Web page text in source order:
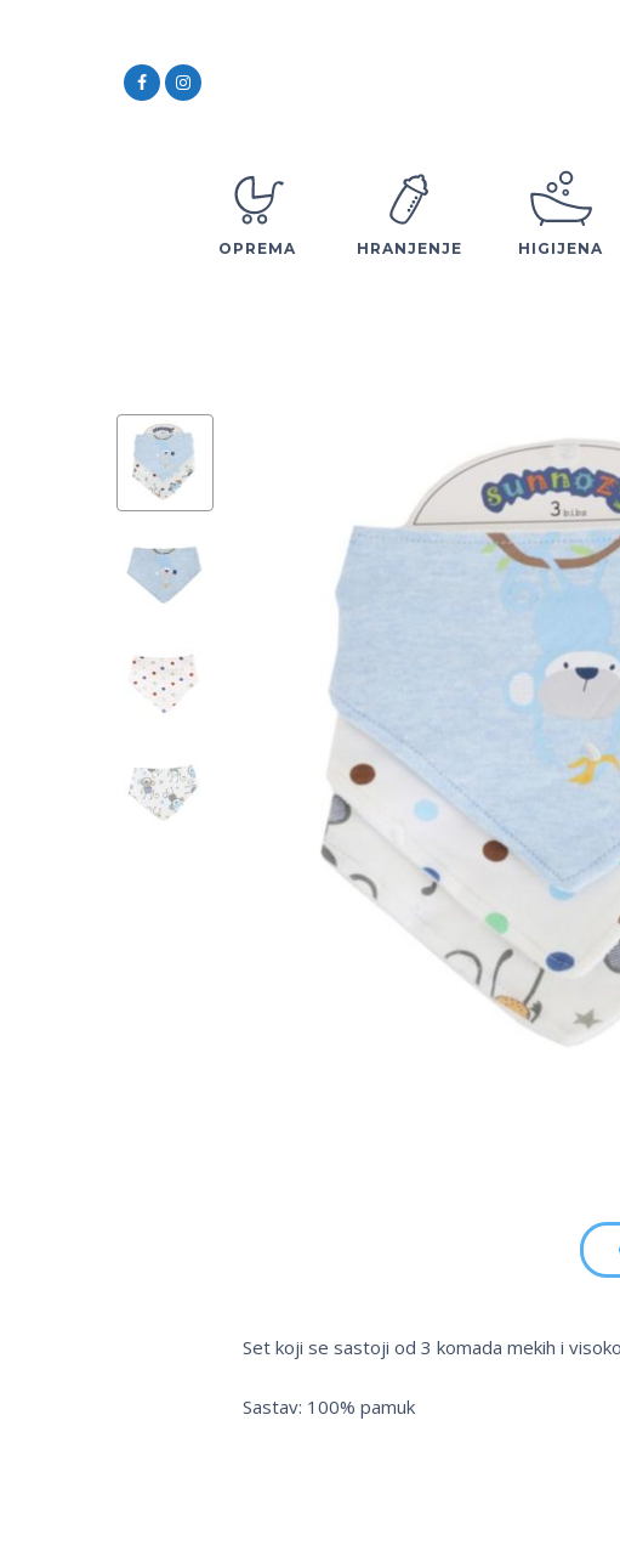
OPREMA HRANJENJE HIGIJENA
Set koji se sastoji od 3 komada mekih i
Sastav: 100% pamuk